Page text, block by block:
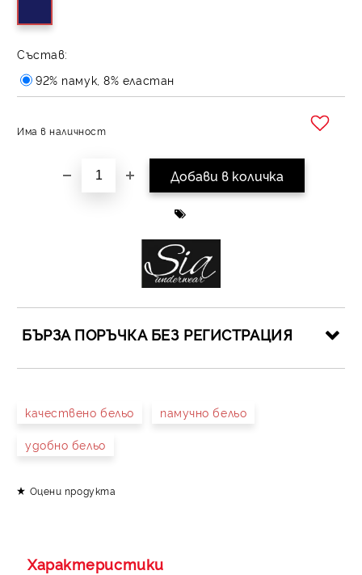
Състав:
92% памук, 8% еластан
Има в наличност
БЪРЗА ПОРЪЧКА БЕЗ РЕГИСТРАЦИЯ
качествено бельо памучно бельо
удобно бельо
Оцени продукта
Характеристики